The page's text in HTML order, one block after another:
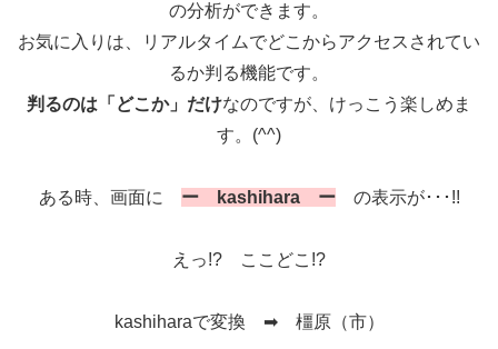
の分析ができます。
お気に入りは、リアルタイムでどこからアクセスされてい
るか判る機能です。
判るのは「どこか」だけなのですが、けっこう楽しめま
す。(^^)
ある時、画面に ー kashihara ー の表示が･･･!!
えっ!? ここどこ!?
kashiharaで変換 ➡ 橿原（市）